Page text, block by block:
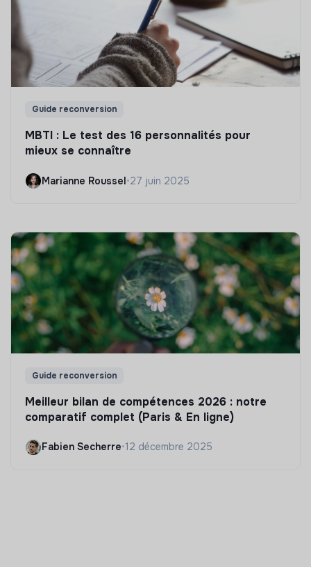
Guide reconversion
MBTI : Le test des 16 personnalités pour
mieux se connaître
Marianne Roussel•27 juin 2025
Guide reconversion
Meilleur bilan de compétences 2026 : notre
comparatif complet (Paris & En ligne)
Fabien Secherre•12 décembre 2025